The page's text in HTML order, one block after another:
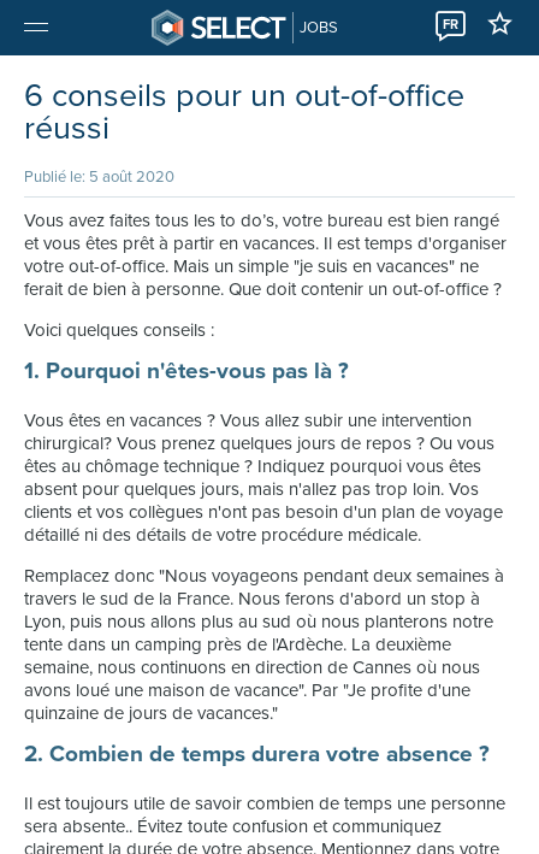
JOBS FR
6 conseils pour un out-of-office
réussi
Publié le: 5 août 2020
Vous avez faites tous les to do’s, votre bureau est bien rangé
et vous êtes prêt à partir en vacances. Il est temps d'organiser
votre out-of-office. Mais un simple "je suis en vacances" ne
ferait de bien à personne. Que doit contenir un out-of-office ?
Voici quelques conseils :
1. Pourquoi n'êtes-vous pas là ?
Vous êtes en vacances ? Vous allez subir une intervention
chirurgical? Vous prenez quelques jours de repos ? Ou vous
êtes au chômage technique ? Indiquez pourquoi vous êtes
absent pour quelques jours, mais n'allez pas trop loin. Vos
clients et vos collègues n'ont pas besoin d'un plan de voyage
détaillé ni des détails de votre procédure médicale.
Remplacez donc "Nous voyageons pendant deux semaines à
travers le sud de la France. Nous ferons d'abord un stop à
Lyon, puis nous allons plus au sud où nous planterons notre
tente dans un camping près de l'Ardèche. La deuxième
semaine, nous continuons en direction de Cannes où nous
avons loué une maison de vacance". Par "Je profite d'une
quinzaine de jours de vacances."
2. Combien de temps durera votre absence ?
Il est toujours utile de savoir combien de temps une personne
sera absente.. Évitez toute confusion et communiquez
clairement la durée de votre absence. Mentionnez dans votre